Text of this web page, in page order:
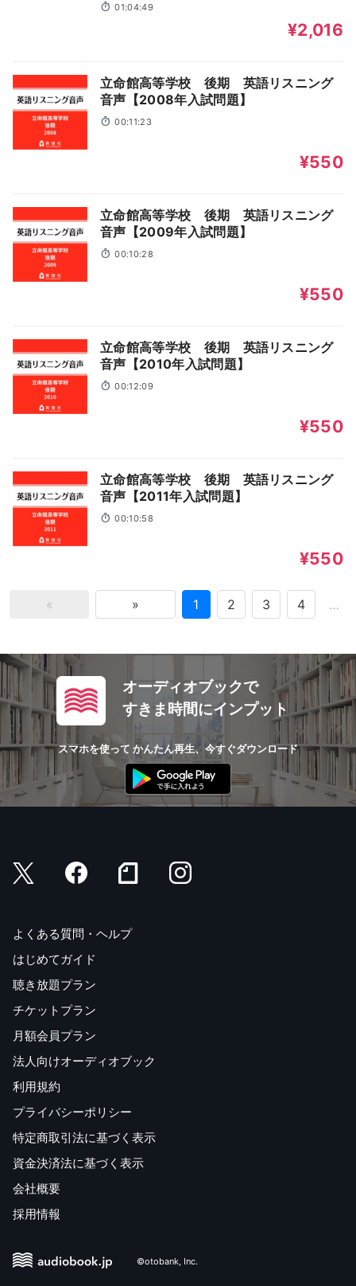
01:04:49
¥2,016
立命館高等学校 後期 英語リスニング
音声【2008年入試問題】
00:11:23
¥550
立命館高等学校 後期 英語リスニング
音声【2009年入試問題】
00:10:28
¥550
立命館高等学校 後期 英語リスニング
音声【2010年入試問題】
00:12:09
¥550
立命館高等学校 後期 英語リスニング
音声【2011年入試問題】
00:10:58
¥550
« » 1 2 3 4 …
オーディオブックで
すきま時間にインプット
スマホを使って かんたん再生、今すぐダウンロード
よくある質問・ヘルプ
はじめてガイド
聴き放題プラン
チケットプラン
月額会員プラン
法人向けオーディオブック
利用規約
プライバシーポリシー
特定商取引法に基づく表示
資金決済法に基づく表示
会社概要
採用情報
©otobank, Inc.